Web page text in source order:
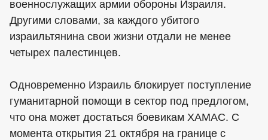
военнослужащих армии обороны Израиля.
Другими словами, за каждого убитого
израильтянина свои жизни отдали не менее
четырех палестинцев.
Одновременно Израиль блокирует поступление
гуманитарной помощи в сектор под предлогом,
что она может достаться боевикам ХАМАС. С
момента открытия 21 октября на границе с